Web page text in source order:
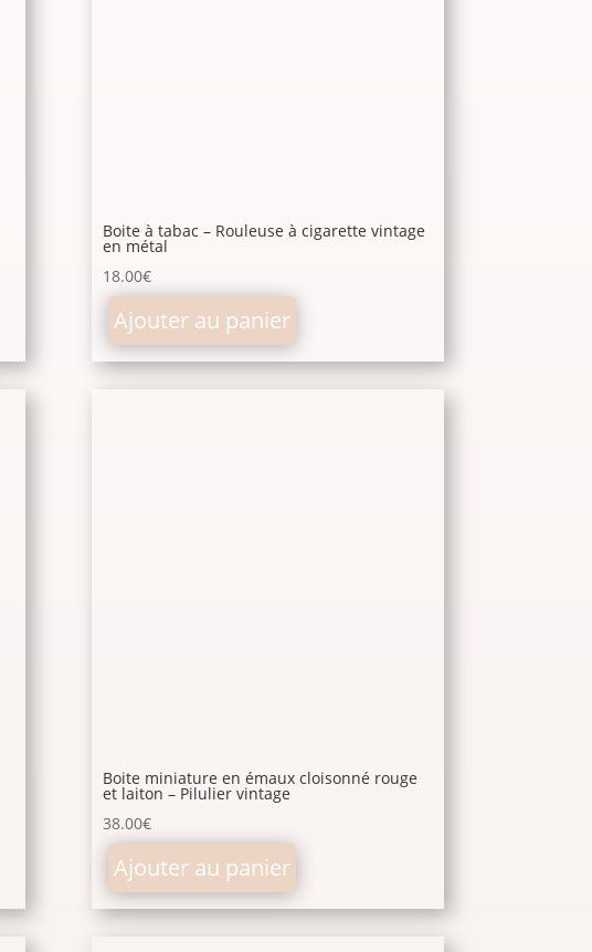
Boite à tabac – Rouleuse à cigarette vintage
en métal
18.00€
Ajouter au panier
Boite miniature en émaux cloisonné rouge
et laiton – Pilulier vintage
38.00€
Ajouter au panier